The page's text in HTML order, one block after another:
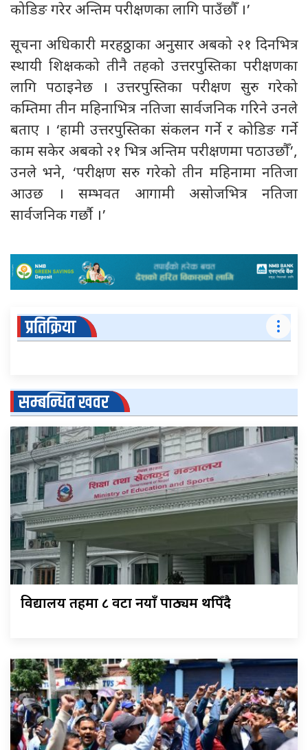
कोडिङ गरेर अन्तिम परीक्षणका लागि पाउँछौँ ।’
सूचना अधिकारी मरहठ्ठाका अनुसार अबको २१ दिनभित्र
स्थायी शिक्षकको तीनै तहको उत्तरपुस्तिका परीक्षणका
लागि पठाइनेछ । उत्तरपुस्तिका परीक्षण सुरु गरेको
कम्तिमा तीन महिनाभित्र नतिजा सार्वजनिक गरिने उनले
बताए । ‘हामी उत्तरपुस्तिका संकलन गर्ने र कोडिङ गर्ने
काम सकेर अबको २१ भित्र अन्तिम परीक्षणमा पठाउछौँ’,
उनले भने, ‘परीक्षण सरु गरेको तीन महिनामा नतिजा
आउछ । सम्भवत आगामी असोजभित्र नतिजा
सार्वजनिक गर्छौ ।’
प्रतिक्रिया
सम्बन्धित खवर
विद्यालय तहमा ८ वटा नयाँ पाठ्यक्रम थपिँदै